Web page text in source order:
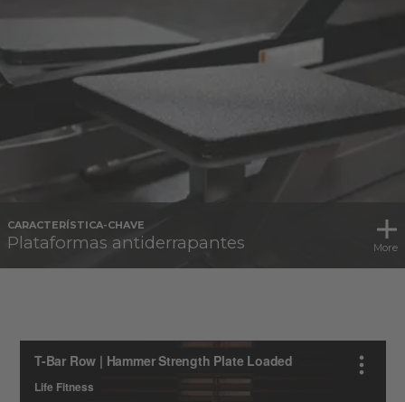
CARACTERÍSTICA-CHAVE
Plataformas antiderrapantes More